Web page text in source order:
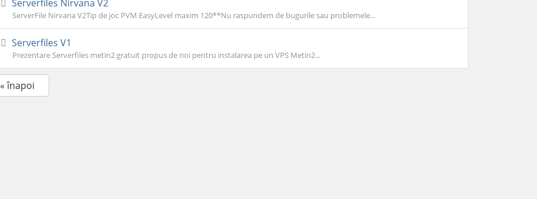
Serverfiles Nirvana V2
ServerFile Nirvana V2Tip de joc PVM EasyLevel maxim 120**Nu raspundem de bugurile sau problemele...
Serverfiles V1
Prezentare Serverfiles metin2 gratuit propus de noi pentru instalarea pe un VPS Metin2...
« înapoi